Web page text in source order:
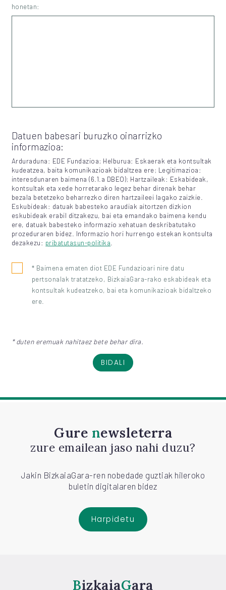
honetan:
Datuen babesari buruzko oinarrizko
informazioa:
Arduraduna: EDE Fundazioa; Helburua: Eskaerak eta kontsultak
kudeatzea, baita komunikazioak bidaltzea ere; Legitimazioa:
interesdunaren baimena (6.1.a DBEO); Hartzaileak: Eskabideak,
kontsultak eta xede horretarako legez behar direnak behar
bezala betetzeko beharrezko diren hartzaileei lagako zaizkie.
Eskubideak: datuak babesteko araudiak aitortzen dizkion
eskubideak erabil ditzakezu, bai eta emandako baimena kendu
ere, datuak babesteko informazio xehatuan deskribatutako
prozeduraren bidez. Informazio hori hurrengo estekan kontsulta
dezakezu: pribatutasun-politika
* Baimena ematen diot EDE Fundazioari nire datu
pertsonalak tratatzeko, BizkaiaGara-rako eskabideak eta
kontsultak kudeatzeko, bai eta komunikazioak bidaltzeko
ere.
* duten eremuak nahitaez bete behar dira.
BIDALI
Gure newsleterra
zure emailean jaso nahi duzu?
Jakin BizkaiaGara-ren nobedade guztiak hileroko
buletin digitalaren bidez
Harpidetu
Bizkaia Gara